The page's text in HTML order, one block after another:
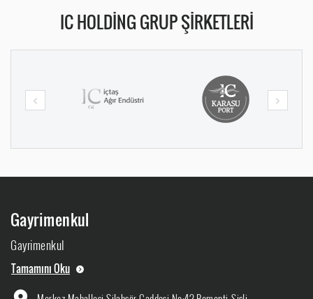
IC HOLDİNG GRUP ŞİRKETLERİ
Gayrimenkul
Gayrimenkul
Tamamını Oku